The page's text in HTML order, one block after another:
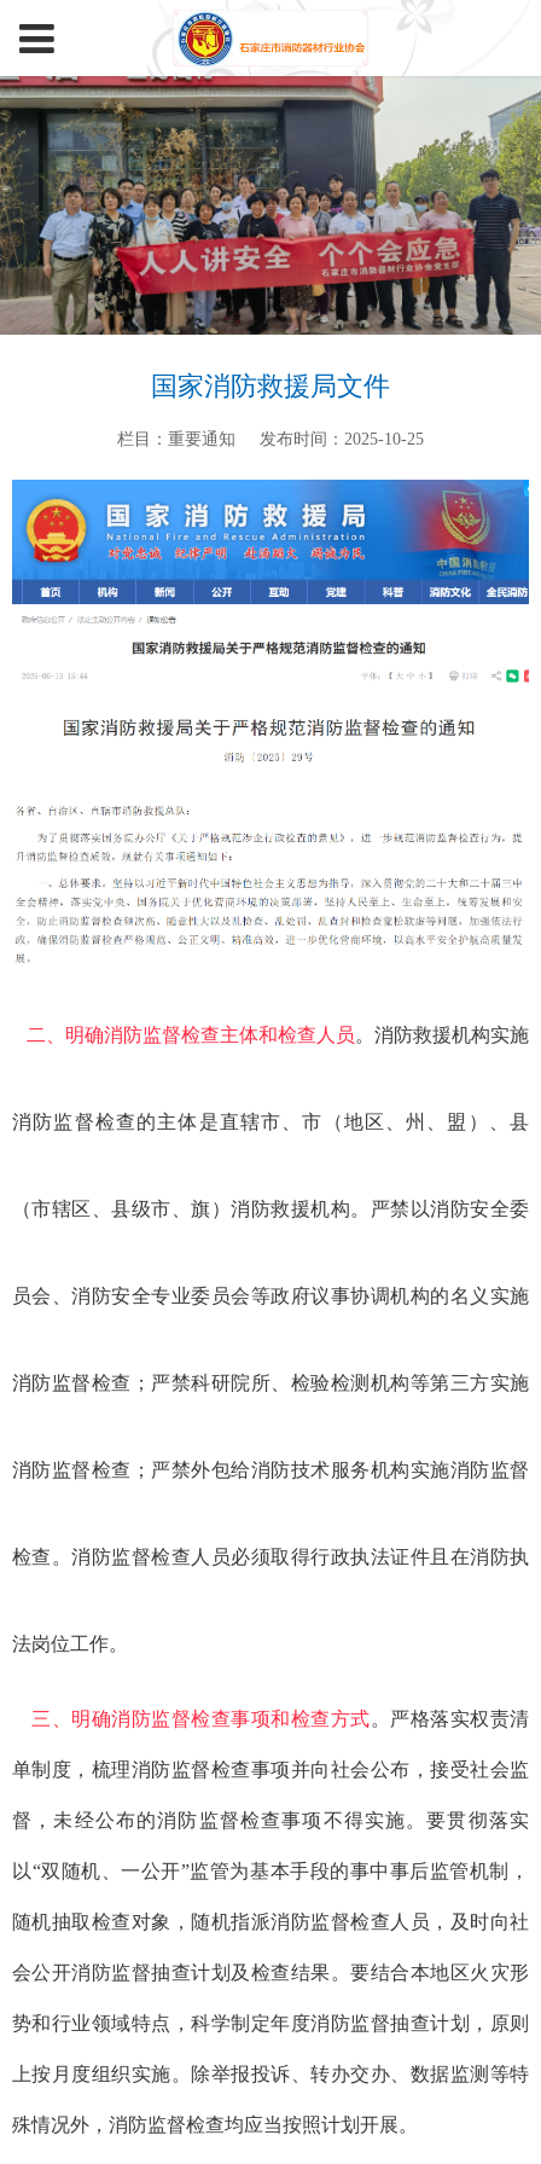
国家消防救援局文件
栏目：重要通知 发布时间：2025-10-25
二、明确消防监督检查主体和检查人员。消防救援机构实施
消防监督检查的主体是直辖市、市（地区、州、盟）、县
（市辖区、县级市、旗）消防救援机构。严禁以消防安全委
员会、消防安全专业委员会等政府议事协调机构的名义实施
消防监督检查；严禁科研院所、检验检测机构等第三方实施
消防监督检查；严禁外包给消防技术服务机构实施消防监督
检查。消防监督检查人员必须取得行政执法证件且在消防执
法岗位工作。
三、明确消防监督检查事项和检查方式。严格落实权责清
单制度，梳理消防监督检查事项并向社会公布，接受社会监
督，未经公布的消防监督检查事项不得实施。要贯彻落实
以“双随机、一公开”监管为基本手段的事中事后监管机制，
随机抽取检查对象，随机指派消防监督检查人员，及时向社
会公开消防监督抽查计划及检查结果。要结合本地区火灾形
势和行业领域特点，科学制定年度消防监督抽查计划，原则
上按月度组织实施。除举报投诉、转办交办、 数据监测等特
殊情况外 ，消防监督检查均应当按照计划开展。